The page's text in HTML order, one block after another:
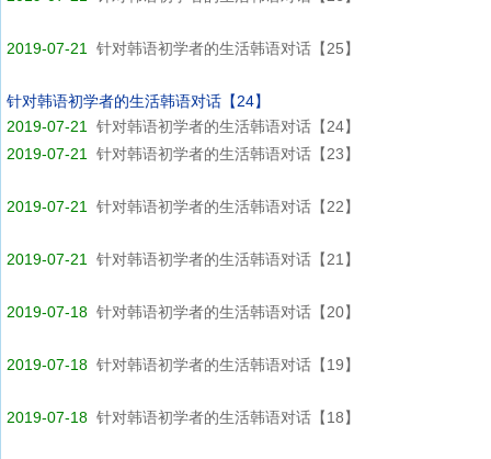
2019-07-21 针对韩语初学者的生活韩语对话【25】
针对韩语初学者的生活韩语对话【24】
2019-07-21
针对韩语初学者的生活韩语对话【24】
2019-07-21
针对韩语初学者的生活韩语对话【23】
2019-07-21 针对韩语初学者的生活韩语对话【22】
2019-07-21 针对韩语初学者的生活韩语对话【21】
2019-07-18 针对韩语初学者的生活韩语对话【20】
2019-07-18 针对韩语初学者的生活韩语对话【19】
2019-07-18 针对韩语初学者的生活韩语对话【18】